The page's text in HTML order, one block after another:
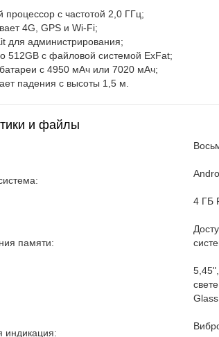
процессор с частотой 2,0 ГГц;
4G, GPS и Wi-Fi;
для администрирования;
512GB с файловой системой ExFat;
с 4950 мАч или 7020 мАч;
падения с высоты 1,5 м.
и файлы
4 ГБ
памяти:
Glass
индикация: